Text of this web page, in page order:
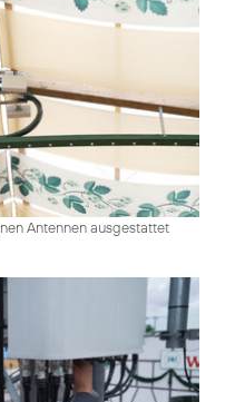
Antennen ausgestattet